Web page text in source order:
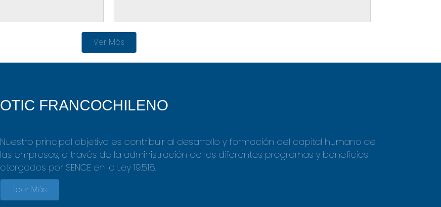
Ver Más
OTIC FRANCOCHILENO
Nuestro principal objetivo es contribuir al desarrollo y formación del capital humano de
las empresas, a través de la administración de los diferentes programas y beneficios
otorgados por SENCE en la Ley 19.518.
Leer Más